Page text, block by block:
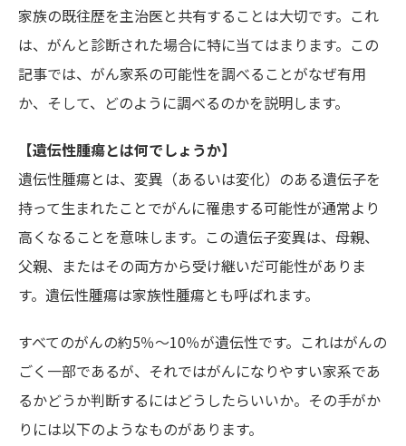
家族の既往歴を主治医と共有することは大切です。これ
は、がんと診断された場合に特に当てはまります。この
記事では、がん家系の可能性を調べることがなぜ有用
か、そして、どのように調べるのかを説明します。
【遺伝性腫瘍とは何でしょうか】
遺伝性腫瘍とは、変異（あるいは変化）のある遺伝子を
持って生まれたことでがんに罹患する可能性が通常より
高くなることを意味します。この遺伝子変異は、母親、
父親、またはその両方から受け継いだ可能性がありま
す。遺伝性腫瘍は家族性腫瘍とも呼ばれます。
すべてのがんの約5％〜10％が遺伝性です。これはがんの
ごく一部であるが、それではがんになりやすい家系であ
るかどうか判断するにはどうしたらいいか。その手がか
りには以下のようなものがあります。